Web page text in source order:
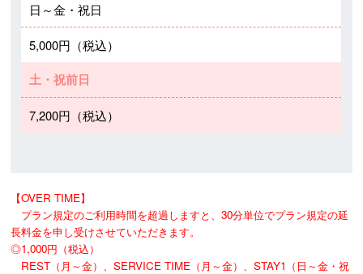
日～金・祝日
5,000円（税込）
土・祝前日
7,200円（税込）
【OVER TIME】
プラン規定のご利用時間を超過しますと、30分単位でプラン規定の延
長料金を申し受けさせていただきます。
◎1,000円（税込）
REST（月～金）、SERVICE TIME（月～金）、STAY1（日～金・祝